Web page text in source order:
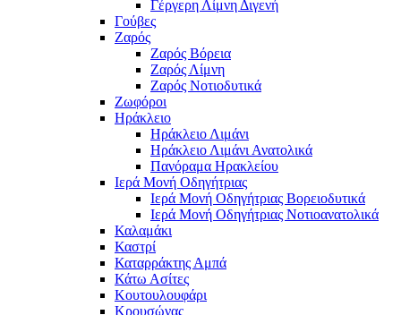
Γέργερη Λίμνη Διγενή
Γούβες
Ζαρός
Ζαρός Βόρεια
Ζαρός Λίμνη
Ζαρός Νοτιοδυτικά
Ζωφόροι
Ηράκλειο
Ηράκλειο Λιμάνι
Ηράκλειο Λιμάνι Ανατολικά
Πανόραμα Ηρακλείου
Ιερά Μονή Οδηγήτριας
Ιερά Μονή Οδηγήτριας Βορειοδυτικά
Ιερά Μονή Οδηγήτριας Νοτιοανατολικά
Καλαμάκι
Καστρί
Καταρράκτης Αμπά
Κάτω Ασίτες
Κουτουλουφάρι
Κρουσώνας